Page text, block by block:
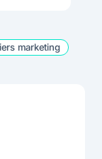
marketing